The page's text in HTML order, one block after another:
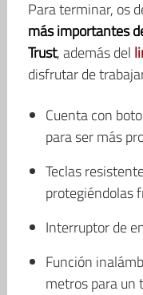
Para terminar, os
más importantes
Trust, además del
disfrutar de
Cuenta con
para ser más
Teclas
protegiéndolas
Interruptor de
Función
metros para un